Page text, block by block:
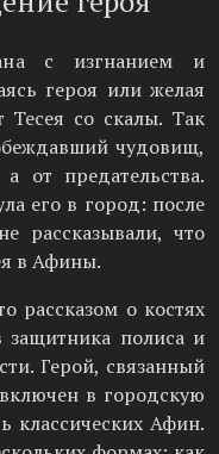
с изгнанием и
героя или желая
Тесея со скалы. Так
чудовищ,
от предательства.
его в город: после
рассказывали, что
в Афины.
рассказом о костях
защитника полиса и
Герой, связанный
в городскую
классических Афин.